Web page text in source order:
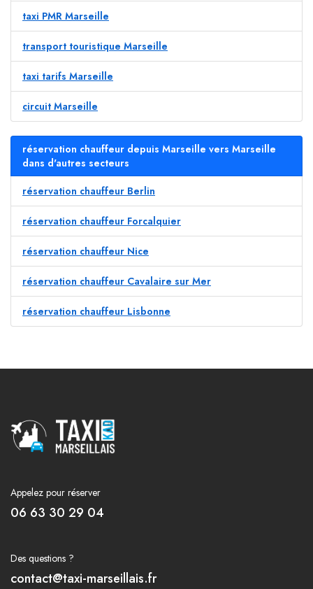
taxi PMR Marseille
transport touristique Marseille
taxi tarifs Marseille
circuit Marseille
réservation chauffeur depuis Marseille vers Marseille
dans d'autres secteurs
réservation chauffeur Berlin
réservation chauffeur Forcalquier
réservation chauffeur Nice
réservation chauffeur Cavalaire sur Mer
réservation chauffeur Lisbonne
Appelez pour réserver
06 63 30 29 04
Des questions ?
contact@taxi-marseillais.fr